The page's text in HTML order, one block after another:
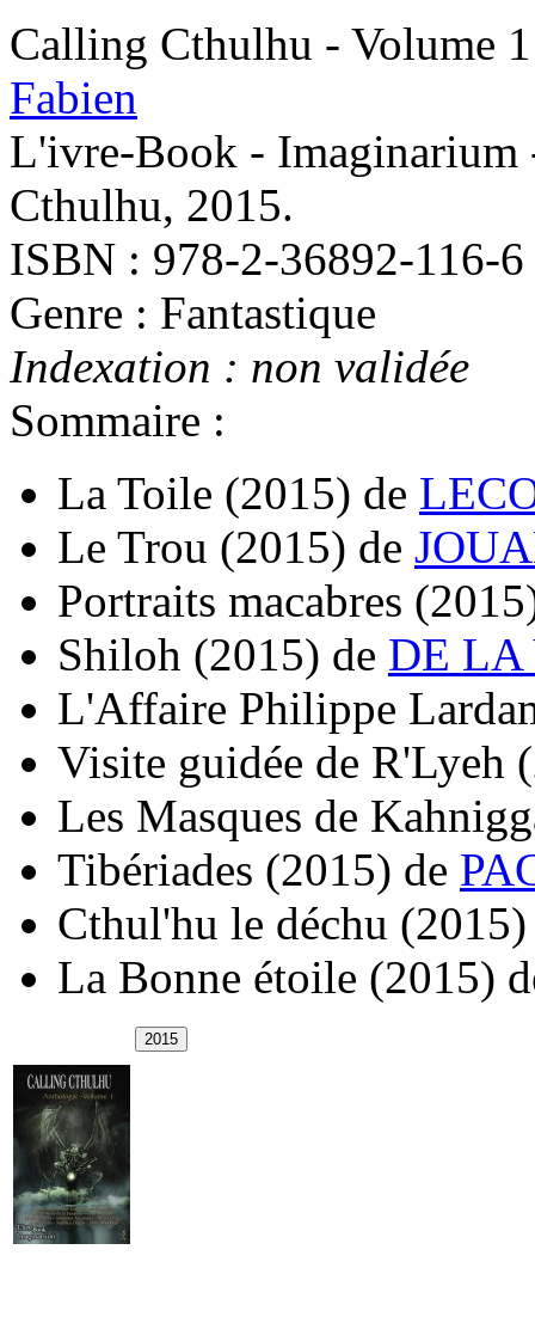
Calling Cthulhu - Volume 1
Fabien
L'ivre-Book - Imaginarium
Cthulhu, 2015.
ISBN : 978-2-36892-116-6
Genre : Fantastique
Indexation : non validée
Sommaire :
La Toile (2015) de
Le Trou (2015) de
Portraits macabres
Shiloh (2015) de DE LA
L'Affaire Philippe
Visite guidée de R'Lyeh
Les Masques de
Tibériades (2015) de
Cthul'hu le déchu (2015)
La Bonne étoile (2015)